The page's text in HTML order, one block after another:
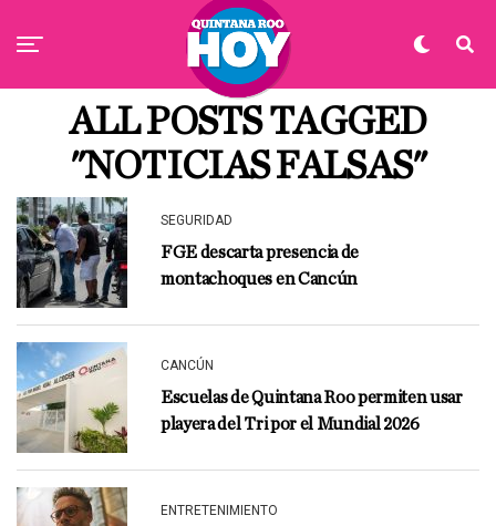
ALL POSTS TAGGED
"NOTICIAS FALSAS"
SEGURIDAD
FGE descarta presencia de
montachoques en Cancún
CANCÚN
Escuelas de Quintana Roo permiten usar
playera del Tri por el Mundial 2026
ENTRETENIMIENTO